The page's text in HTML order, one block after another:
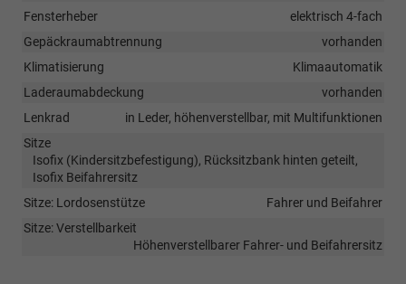
Fensterheber
elektrisch 4-fach
Gepäckraumabtrennung
vorhanden
Klimatisierung
Klimaautomatik
Laderaumabdeckung
vorhanden
Lenkrad
in Leder, höhenverstellbar, mit Multifunktionen
Sitze
Isofix (Kindersitzbefestigung), Rücksitzbank hinten geteilt,
Isofix Beifahrersitz
Sitze: Lordosenstütze
Fahrer und Beifahrer
Sitze: Verstellbarkeit
Höhenverstellbarer Fahrer- und Beifahrersitz